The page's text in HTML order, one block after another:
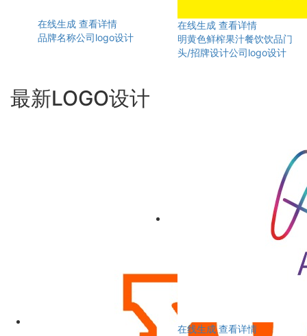
在线生成 查看详情
品牌名称公司logo设计
在线生成 查看详情
明黄色鲜榨果汁餐饮饮品门
头/招牌设计公司logo设计
最新LOGO设计
在线生成 查看详情